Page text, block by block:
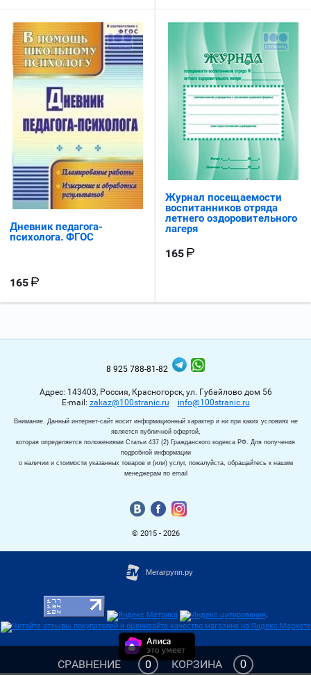
Дневник педагога-
психолога. ФГОС
165
Журнал посещаемости
воспитанников отряда
летнего оздоровительного
лагеря
165
СРАВНЕНИЕ 0 КОРЗИНА 0
8 925 788-81-82
Адрес: 143403, Россия, Красногорск, ул. Губайлово дом 56
Е-mail: zakaz@100stranic.ru info@100stranic.ru
Внимание. Данный интернет-сайт носит информационный характер и ни при каких условиях не
является публичной офертой,
которая определяется положениями Статьи 437 (2) Гражданского кодекса РФ. Для получения
подробной информации
о наличии и стоимости указанных товаров и (или) услуг, пожалуйста, обращайтесь к нашим
менеджерам по email
© 2015 - 2026
.